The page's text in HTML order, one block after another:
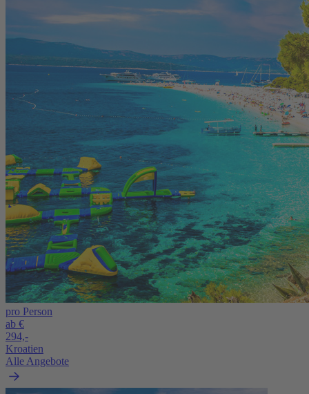
pro Person
ab €
294,-
Kroatien
Alle Angebote